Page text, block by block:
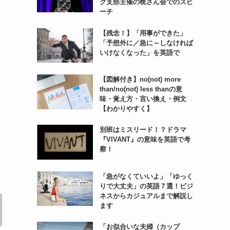
ク支部主催の晩さん会でのスピ
ーチ
【残念！】「用事ができた」
「予想外に／急に～しなければ
いけなくなった」を英語で
【図解付き】no(not) more
than/no(not) less thanの意
味・覚え方・言い換え・例文
【わかりやすく】
別班はミスリード！？ドラマ
『VIVANT』の意味を英語で考
察！
「急がなくていいよ」「ゆっく
りで大丈夫」の英語７選！ビジ
ネスからカジュアルまで解説し
ます
「お似合いな夫婦（カップ